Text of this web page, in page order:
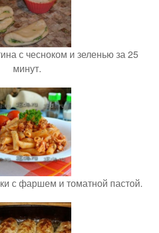
с чесноком и зеленью за 25
минут.
с фаршем и томатной пастой.